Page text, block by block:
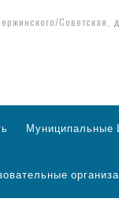
Советская,
Муниципальные